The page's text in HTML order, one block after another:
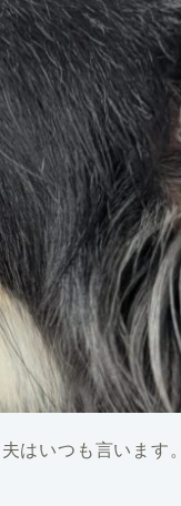
はいつも言います。